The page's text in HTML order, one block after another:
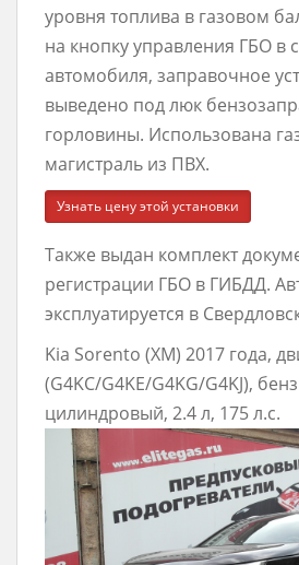
уровня топлива в газовом
на кнопку управления ГБО в
автомобиля, заправочное
выведено под люк
горловины. Использована
магистраль из ПВХ.
Узнать цену этой установки
Также выдан комплект
регистрации ГБО в ГИБДД.
эксплуатируется в
Kia Sorento (XM) 2017 года,
(G4KC/G4KE/G4KG/G4KJ),
цилиндровый, 2.4 л, 175 л.с.